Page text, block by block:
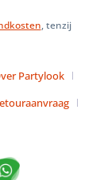
, tenzij
Partylook